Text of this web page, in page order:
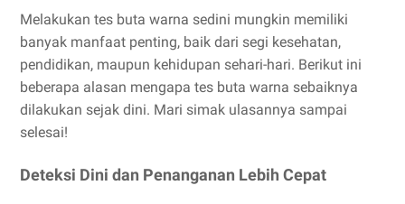
Melakukan tes buta warna sedini mungkin memiliki
banyak manfaat penting, baik dari segi kesehatan,
pendidikan, maupun kehidupan sehari-hari. Berikut ini
beberapa alasan mengapa tes buta warna sebaiknya
dilakukan sejak dini. Mari simak ulasannya sampai
selesai!
Deteksi Dini dan Penanganan Lebih Cepat